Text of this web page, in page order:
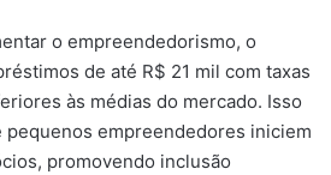
o empreendedorismo, o
de até R$ 21 mil com taxas
às médias do mercado. Isso
empreendedores iniciem
promovendo inclusão